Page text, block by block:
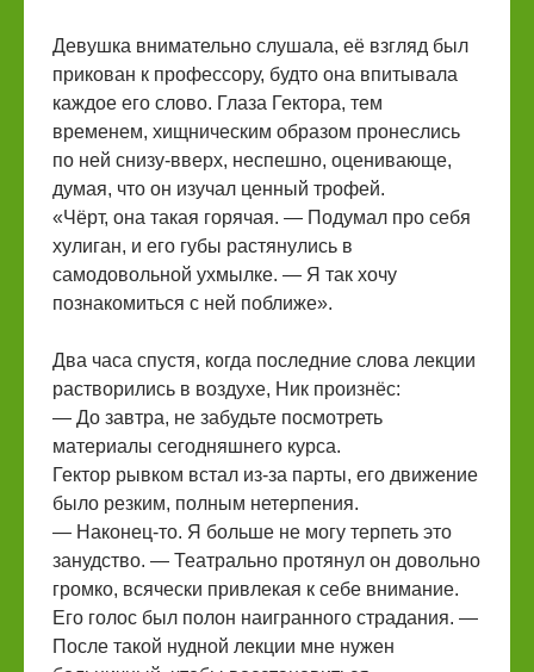
Девушка внимательно слушала, её взгляд был
прикован к профессору, будто она впитывала
каждое его слово. Глаза Гектора, тем
временем, хищническим образом пронеслись
по ней снизу-вверх, неспешно, оценивающе,
думая, что он изучал ценный трофей.
«Чёрт, она такая горячая. — Подумал про себя
хулиган, и его губы растянулись в
самодовольной ухмылке. — Я так хочу
познакомиться с ней поближе».
Два часа спустя, когда последние слова лекции
растворились в воздухе, Ник произнёс:
— До завтра, не забудьте посмотреть
материалы сегодняшнего курса.
Гектор рывком встал из-за парты, его движение
было резким, полным нетерпения.
— Наконец-то. Я больше не могу терпеть это
занудство. — Театрально протянул он довольно
громко, всячески привлекая к себе внимание.
Его голос был полон наигранного страдания. —
После такой нудной лекции мне нужен